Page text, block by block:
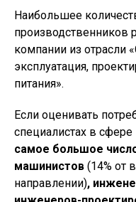
Наибольшее
производственников
компании из отрасли
эксплуатация,
питания».
Если оценивать
специалистах в
самое большое
машинистов (14% от
направлении),